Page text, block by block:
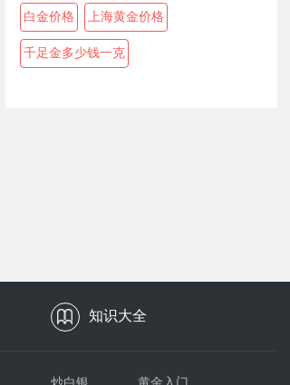
白金价格 上海黄金价格
千足金多少钱一克
知识大全